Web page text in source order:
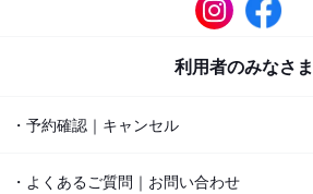
利用者のみなさま
・予約確認｜キャンセル
・よくあるご質問｜お問い合わせ